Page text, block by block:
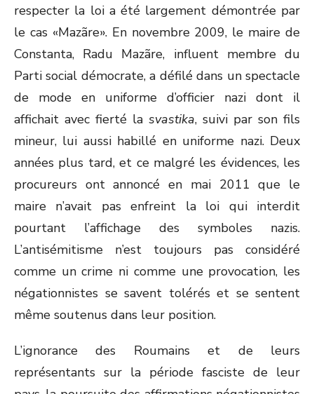
respecter la loi a été largement démontrée par
le cas «Mazãre». En novembre 2009, le maire de
Constanta, Radu Mazãre, influent membre du
Parti social démocrate, a défilé dans un spectacle
de mode en uniforme d’officier nazi dont il
affichait avec fierté la svastika, suivi par son fils
mineur, lui aussi habillé en uniforme nazi. Deux
années plus tard, et ce malgré les évidences, les
procureurs ont annoncé en mai 2011 que le
maire n’avait pas enfreint la loi qui interdit
pourtant l’affichage des symboles nazis.
L’antisémitisme n’est toujours pas considéré
comme un crime ni comme une provocation, les
négationnistes se savent tolérés et se sentent
même soutenus dans leur position.
L’ignorance des Roumains et de leurs
représentants sur la période fasciste de leur